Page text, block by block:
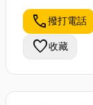
單純的美化車
室，它更是優
化駕駛體驗、
營造個人化氛
圍，甚至能為
愛車...
call撥打電話
favorite收藏